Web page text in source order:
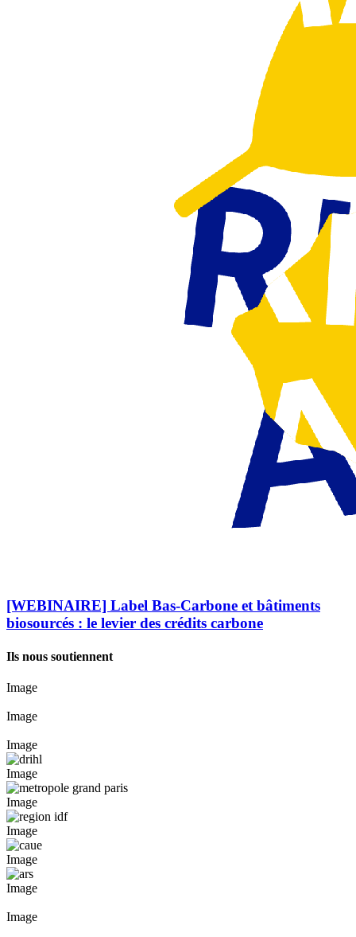
[WEBINAIRE] Label Bas-Carbone et bâtiments
biosourcés : le levier des crédits carbone
Ils nous soutiennent
Image
Image
Image
Image
Image
Image
Image
Image
Image